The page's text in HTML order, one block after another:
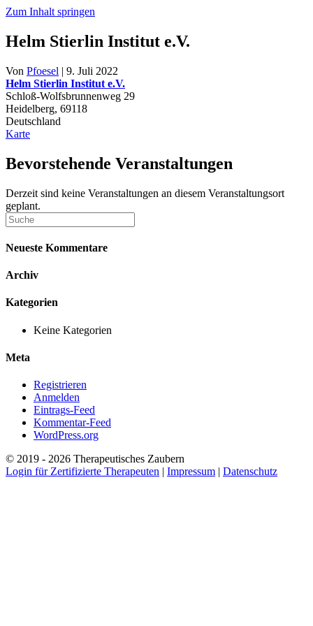
Zum Inhalt springen
Helm Stierlin Institut e.V.
Von Pfoesel | 9. Juli 2022
Helm Stierlin Institut e.V.
Schloß-Wolfsbrunnenweg 29
Heidelberg, 69118
Deutschland
KarteHelm
Institut
e.V.
Bevorstehende Veranstaltungen
Derzeit sind keine Veranstaltungen an diesem Veranstaltungsort
geplant.
Neueste Kommentare
Archiv
Kategorien
Keine Kategorien
Meta
Registrieren
Anmelden
Eintrags-Feed
Kommentar-Feed
WordPress.org
© 2019 - 2026 Therapeutisches Zaubern
Login für Zertifizierte Therapeuten | Impressum | Datenschutz